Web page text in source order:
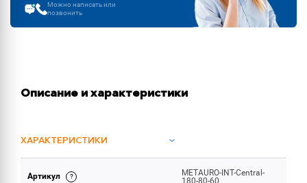
Можно написать или
позвонить
Описание и характеристики
ХАРАКТЕРИСТИКИ
ИНСТРУКЦИИ И ДОКУМЕНТАЦИЯ
Артикул
METAURO-INT-Central-
180-80-60